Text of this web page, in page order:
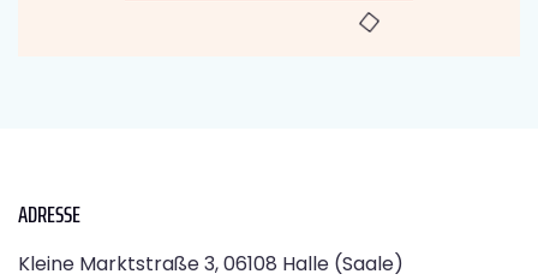
ADRESSE
Kleine Marktstraße 3, 06108 Halle (Saale)